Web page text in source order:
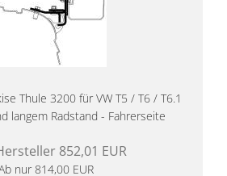
Thule 3200 für VW T5 / T6 / T6.1
langem Radstand - Fahrerseite
852,01 EUR
nur 814,00 EUR